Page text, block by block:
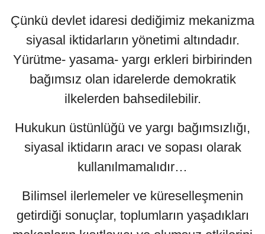
Çünkü devlet idaresi dediğimiz mekanizma
siyasal iktidarların yönetimi altındadır.
Yürütme- yasama- yargı erkleri birbirinden
bağımsız olan idarelerde demokratik
ilkelerden bahsedilebilir.
Hukukun üstünlüğü ve yargı bağımsızlığı,
siyasal iktidarın aracı ve sopası olarak
kullanılmamalıdır…
Bilimsel ilerlemeler ve küreselleşmenin
getirdiği sonuçlar, toplumların yaşadıkları